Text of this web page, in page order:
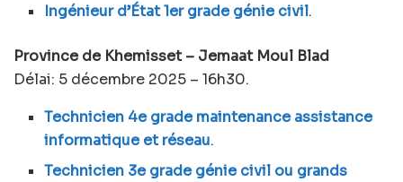
Ingénieur d’État 1er grade génie civil.
Province de Khemisset – Jemaat Moul Blad
Délai: 5 décembre 2025 – 16h30.
Technicien 4e grade maintenance assistance
informatique et réseau.
Technicien 3e grade génie civil ou grands